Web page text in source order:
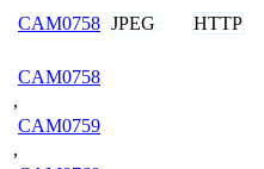
CAM0758 JPEG HTTP
CAM0758
,
CAM0759
,